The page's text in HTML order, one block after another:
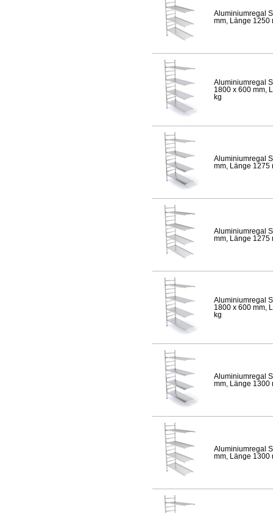
Aluminiumregal
mm, Länge 1250
Aluminiumregal
1800 x 600 mm,
kg
Aluminiumregal
mm, Länge 1275
Aluminiumregal
mm, Länge 1275
Aluminiumregal
1800 x 600 mm,
kg
Aluminiumregal
mm, Länge 1300
Aluminiumregal
mm, Länge 1300